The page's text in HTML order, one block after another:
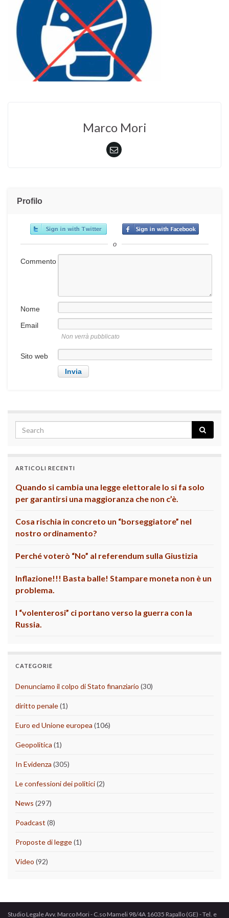
Marco Mori
Profilo
o
Commento
Nome
Email
Non verrà pubblicato
Sito web
ARTICOLI RECENTI
Quando si cambia una legge elettorale lo si fa solo
per garantirsi una maggioranza che non c’è.
Cosa rischia in concreto un “borseggiatore” nel
nostro ordinamento?
Perché voterò “No” al referendum sulla Giustizia
Inflazione!!! Basta balle! Stampare moneta non è un
problema.
I “volenterosi” ci portano verso la guerra con la
Russia.
CATEGORIE
Denunciamo il colpo di Stato finanziario (30)
diritto penale(1)
Euro ed Unione europea (106)
Geopolitica (1)
In Evidenza (305)
Le confessioni dei politici(2)
News (297)
Poadcast (8)
Proposte di legge(1)
Video (92)
Studio Legale Avv. Marco Mori - C.so Mameli 98/4A 16035 Rapallo (GE) - Tel. e